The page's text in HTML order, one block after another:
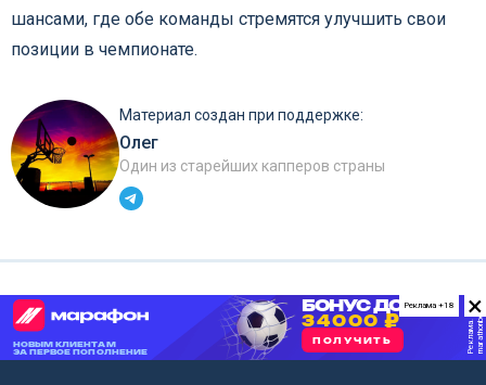
шансами, где обе команды стремятся улучшить свои
позиции в чемпионате.
Материал создан при поддержке:
Олег
Один из старейших капперов страны
×
Реклама +18